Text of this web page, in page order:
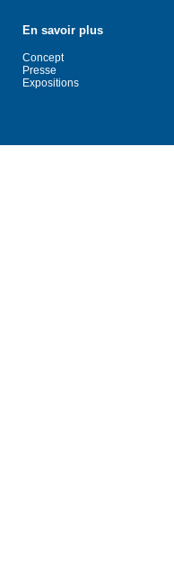
En savoir plus
Concept
Presse
Expositions